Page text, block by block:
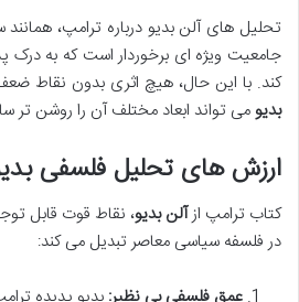
تحلیل های آلن بدیو درباره ترامپ، همانند
جامعیت ویژه ای برخوردار است که به
کند. با این حال، هیچ اثری بدون نقاط
بدیومی تواند ابعاد مختلف آن را روشن تر
ارزش های تحلیل فلسفی
کتاب ترامپ ازآلن بدیو، نقاط قوت قابل
در فلسفه سیاسی معاصر تبدیل می کند: